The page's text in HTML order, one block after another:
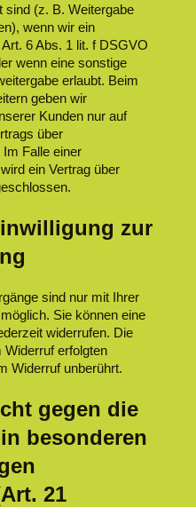
sind (z. B. Weitergabe
wenn wir ein
6 Abs. 1 lit. f DSGVO
wenn eine sonstige
erlaubt. Beim
geben wir
Kunden nur auf
über
Falle einer
ein Vertrag über
zur
sind nur mit Ihrer
Sie können eine
widerrufen. Die
erfolgten
Widerruf unberührt.
gegen die
besonderen
21